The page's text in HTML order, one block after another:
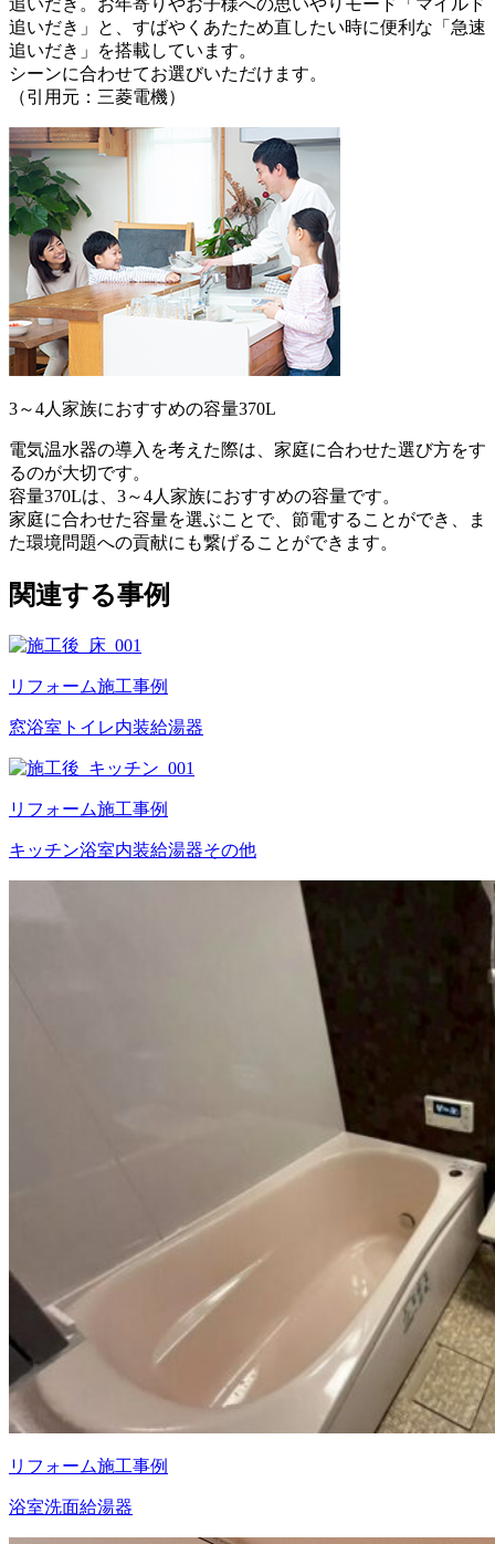
追いだき」と、すばやくあたため直したい時に便利な「急速
追いだき」を搭載しています。
シーンに合わせてお選びいただけます。
（引用元：三菱電機）
3～4人家族におすすめの容量370L
電気温水器の導入を考えた際は、家庭に合わせた選び方をす
るのが大切です。
容量370Lは、3～4人家族におすすめの容量です。
家庭に合わせた容量を選ぶことで、節電することができ、ま
た環境問題への貢献にも繋げることができます。
関連する事例
リフォーム施工事例
窓浴室 トイレ内装給湯器
リフォーム施工事例
キッチン浴室内装給湯器その他
リフォーム施工事例
浴室洗面給湯器